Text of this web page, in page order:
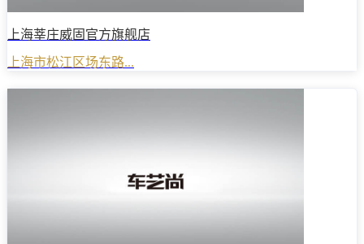
上海莘庄威固官方旗舰店
上海市松江区场东路...